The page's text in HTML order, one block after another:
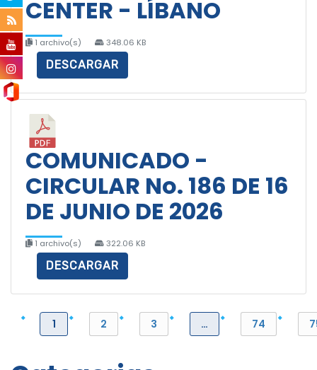
CENTER - LÍBANO
1 archivo(s) 348.06 KB
DESCARGAR
COMUNICADO -
CIRCULAR No. 186 DE 16
DE JUNIO DE 2026
1 archivo(s) 322.06 KB
DESCARGAR
1 2 3 … 74